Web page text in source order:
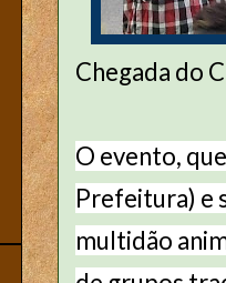
Chegada do
O evento,
Prefeitura) e
multidão